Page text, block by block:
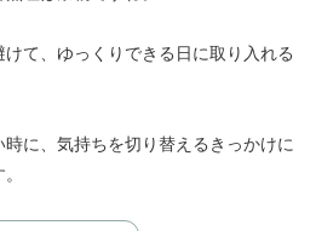
て、ゆっくりできる日に取り入れる
に、気持ちを切り替えるきっかけに